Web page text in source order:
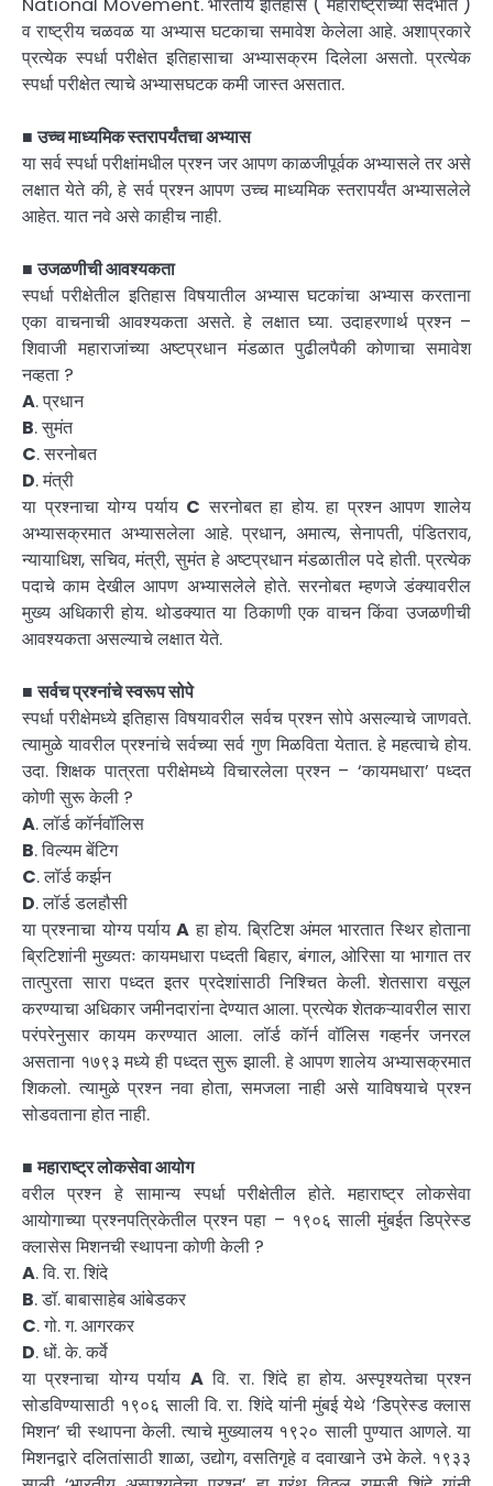
व राष्ट्रीय चळवळ या अभ्यास घटकाचा समावेश केलेला आहे. अशाप्रकारे
प्रत्येक स्पर्धा परीक्षेत इतिहासाचा अभ्यासक्रम दिलेला असतो. प्रत्येक
स्पर्धा परीक्षेत त्याचे अभ्यासघटक कमी जास्त असतात.
■उच्च माध्यमिक स्तरापर्यंतचा अभ्यास
या सर्व स्पर्धा परीक्षांमधील प्रश्न जर आपण काळजीपूर्वक अभ्यासले तर असे
लक्षात येते की, हे सर्व प्रश्न आपण उच्च माध्यमिक स्तरापर्यंत अभ्यासलेले
आहेत. यात नवे असे काहीच नाही.
■उजळणीची आवश्यकता
स्पर्धा परीक्षेतील इतिहास विषयातील अभ्यास घटकांचा अभ्यास करताना
एका वाचनाची आवश्यकता असते. हे लक्षात घ्या. उदाहरणार्थ प्रश्न –
शिवाजी महाराजांच्या अष्टप्रधान मंडळात पुढीलपैकी कोणाचा समावेश
नव्हता ?
A. प्रधान
B. सुमंत
C. सरनोबत
D. मंत्री
या प्रश्नाचा योग्य पर्याय C सरनोबत हा होय. हा प्रश्न आपण शालेय
अभ्यासक्रमात अभ्यासलेला आहे. प्रधान, अमात्य, सेनापती, पंडितराव,
न्यायाधिश, सचिव, मंत्री, सुमंत हे अष्टप्रधान मंडळातील पदे होती. प्रत्येक
पदाचे काम देखील आपण अभ्यासलेले होते. सरनोबत म्हणजे डंक्यावरील
मुख्य अधिकारी होय. थोडक्यात या ठिकाणी एक वाचन किंवा उजळणीची
आवश्यकता असल्याचे लक्षात येते.
■सर्वच प्रश्नांचे स्वरूप सोपे
स्पर्धा परीक्षेमध्ये इतिहास विषयावरील सर्वच प्रश्न सोपे असल्याचे जाणवते.
त्यामुळे यावरील प्रश्नांचे सर्वच्या सर्व गुण मिळविता येतात. हे महत्वाचे होय.
उदा. शिक्षक पात्रता परीक्षेमध्ये विचारलेला प्रश्न – ‘कायमधारा’ पध्दत
कोणी सुरू केली ?
A. लॉर्ड कॉर्नवॉलिस
B. विल्यम बेंटिग
C. लॉर्ड कर्झन
D. लॉर्ड डलहौसी
या प्रश्नाचा योग्य पर्यायA हा होय. ब्रिटिश अंमल भारतात स्थिर होताना
ब्रिटिशांनी मुख्यतः कायमधारा पध्दती बिहार, बंगाल, ओरिसा या भागात तर
तात्पुरता सारा पध्दत इतर प्रदेशांसाठी निश्चित केली. शेतसारा वसूल
करण्याचा अधिकार जमीनदारांना देण्यात आला. प्रत्येक शेतकऱ्यावरील सारा
परंपरेनुसार कायम करण्यात आला. लॉर्ड कॉर्न वॉलिस गव्हर्नर जनरल
असताना १७९३ मध्ये ही पध्दत सुरू झाली. हे आपण शालेय अभ्यासक्रमात
शिकलो. त्यामुळे प्रश्न नवा होता, समजला नाही असे याविषयाचे प्रश्न
सोडवताना होत नाही.
■महाराष्ट्र लोकसेवा आयोग
वरील प्रश्न हे सामान्य स्पर्धा परीक्षेतील होते. महाराष्ट्र लोकसेवा
आयोगाच्या प्रश्नपत्रिकेतील प्रश्न पहा – १९०६ साली मुंबईत डिप्रेस्ड
क्लासेस मिशनची स्थापना कोणी केली ?
A. वि. रा. शिंदे
B. डॉ. बाबासाहेब आंबेडकर
C. गो. ग. आगरकर
D. धों. के. कर्वे
या प्रश्नाचा योग्य पर्याय Aवि. रा. शिंदे हा होय. अस्पृश्यतेचा प्रश्न
सोडविण्यासाठी १९०६ साली वि. रा. शिंदे यांनी मुंबई येथे ‘डिप्रेस्ड क्लास
मिशन’ ची स्थापना केली. त्याचे मुख्यालय १९२० साली पुण्यात आणले. या
मिशनद्वारे दलितांसाठी शाळा, उद्योग, वसतिगृहे व दवाखाने उभे केले. १९३३